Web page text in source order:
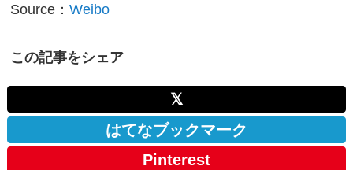
Source：Weibo
この記事をシェア
𝕏
はてなブックマーク
Pinterest